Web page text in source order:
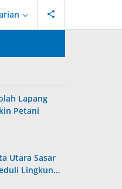
Lapang
Petani
Utara Sasar
Lingkun…